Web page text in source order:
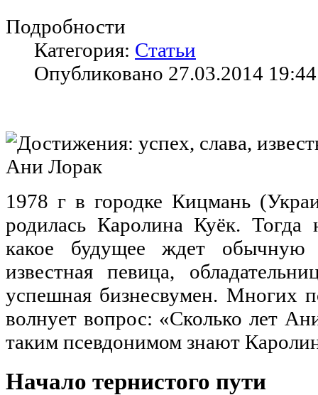
Подробности
Категория: Статьи
Опубликовано 27.03.2014 19:44
1978 г в городке Кицмань
родилась Каролина Куёк. Тогда
какое будущее ждет обычную
известная певица,
успешная бизнесвумен. Многих
волнует вопрос: «Сколько лет
таким псевдонимом знают
Начало тернистого пути